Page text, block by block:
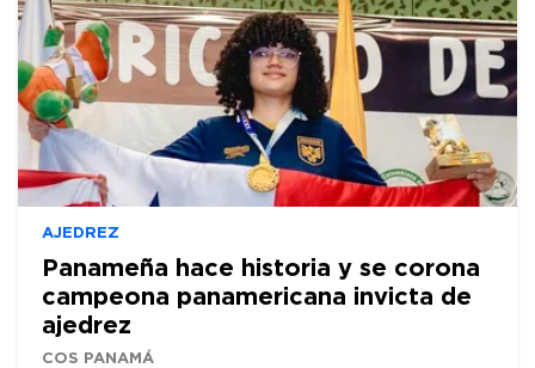
AJEDREZ
Panameña hace historia y se corona
campeona panamericana invicta de
ajedrez
COS PANAMÁ